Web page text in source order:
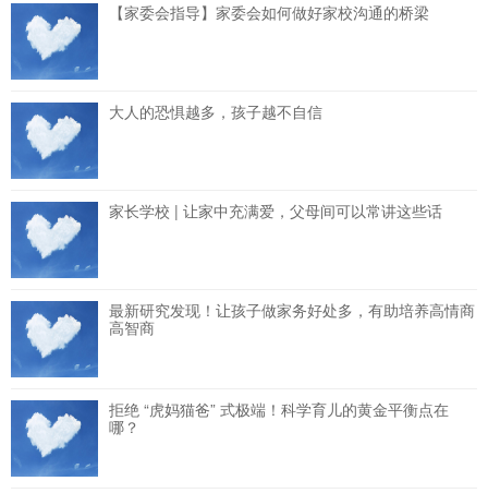
【家委会指导】家委会如何做好家校沟通的桥梁
大人的恐惧越多，孩子越不自信
家长学校 | 让家中充满爱，父母间可以常讲这些话
最新研究发现！让孩子做家务好处多，有助培养高情商
高智商
拒绝 “虎妈猫爸” 式极端！科学育儿的黄金平衡点在
哪？